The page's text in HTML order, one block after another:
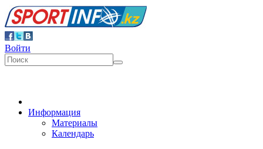
Войти
Информация
Материалы
Календарь